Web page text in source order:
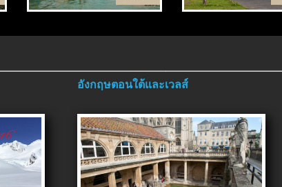
อังกฤษตอนใต้และเวลส์